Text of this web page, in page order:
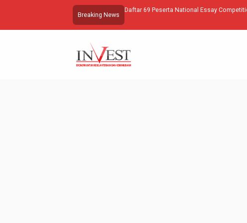
Breaking News
Daftar 69 Peserta National Essay